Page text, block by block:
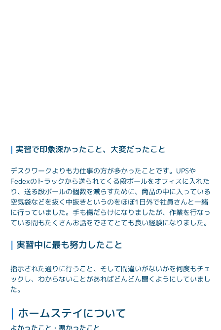
| 実習で印象深かったこと、大変だったこと
デスクワークよりも力仕事の方が多かったことです。UPSや
Fedexのトラックから送られてくる段ボールをオフィスに入れた
り、送る段ボールの個数を減らすために、商品の中に入っている
空気袋などを抜く中抜きというのをほぼ1日外で社員さんと一緒
に行っていました。手も傷だらけになりましたが、作業を行なっ
ている間もたくさんお話をできてとても良い経験になりました。
| 実習中に最も努力したこと
指示された通りに行うこと、そして間違いがないかを何度もチェ
ックし、わからないことがあればどんどん聞くようにしていまし
た。
| ホームステイについて
よかったこと・悪かったこと